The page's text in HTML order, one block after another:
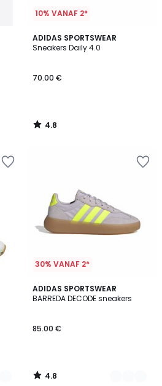
10% VANAF 2*
ADIDAS SPORTSWEAR
Sneakers Daily 4.0
70.00 €
4.8
/ 5
4.8
/
30% VANAF 2*
ADIDAS SPORTSWEAR
BARREDA DECODE sneakers
85.00 €
4.8
/ 5
3
Kleuren
4.8
/